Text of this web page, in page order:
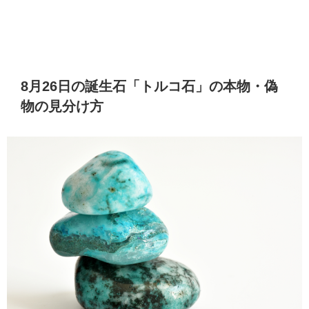
8月26日の誕生石「トルコ石」の本物・偽
物の見分け方